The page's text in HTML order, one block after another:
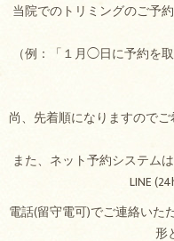
当院でのトリミングのご予
（例：「１月◯日に予約を
尚、先着順になりますので
また、ネット予約システム
LINE
電話(留守電可)でご連絡いた
形